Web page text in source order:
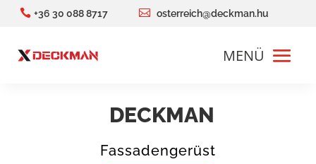
 +36 30 088 8717  osterreich@deckman.hu
DECKMAN
Fassadengerüst